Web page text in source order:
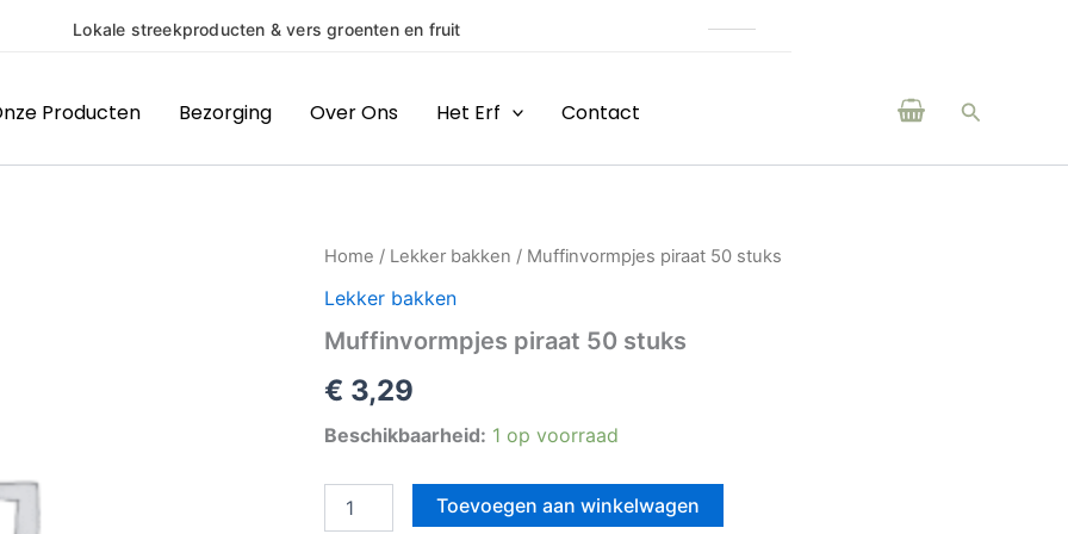
streekproducten & vers groenten en fruit (H)eerlijke producten van boeren en
Producten Bezorging Over Ons Het Erf Contact Zoeken
Home / Lekker bakken / Muffinvormpjes piraat 50 stuks
Lekker bakken
Muffinvormpjes piraat 50 stuks
€ 3,29
Beschikbaarheid: 1 op voorraad
Muffinvormpjes
50
aantal
Toevoegen aan winkelwagen